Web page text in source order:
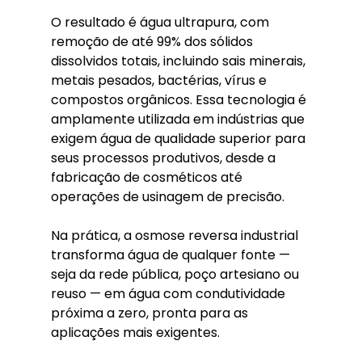
O resultado é água ultrapura, com
remoção de até 99% dos sólidos
dissolvidos totais, incluindo sais minerais,
metais pesados, bactérias, vírus e
compostos orgânicos. Essa tecnologia é
amplamente utilizada em indústrias que
exigem água de qualidade superior para
seus processos produtivos, desde a
fabricação de cosméticos até
operações de usinagem de precisão.
Na prática, a osmose reversa industrial
transforma água de qualquer fonte —
seja da rede pública, poço artesiano ou
reuso — em água com condutividade
próxima a zero, pronta para as
aplicações mais exigentes.